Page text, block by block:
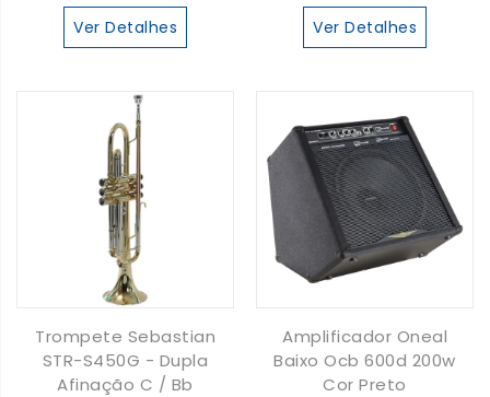
Ver Detalhes
Ver Detalhes
Trompete Sebastian
STR-S450G - Dupla
Afinação C / Bb
Amplificador Oneal
Baixo Ocb 600d 200w
Cor Preto